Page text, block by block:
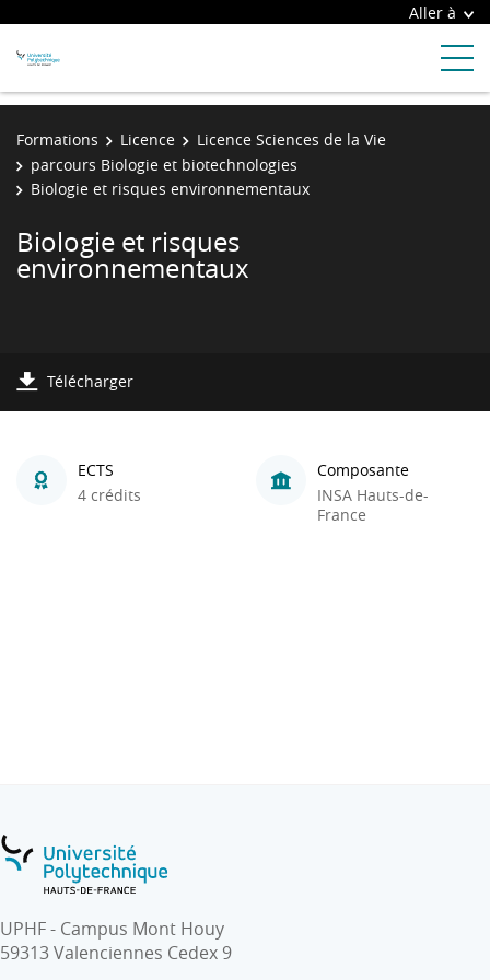
Aller à
Formations Licence
Licence Sciences de la Vie
parcours Biologie et biotechnologies
Biologie et risques environnementaux
Biologie et risques
environnementaux
Télécharger
ECTS
4 crédits
Composante
INSA Hauts-de-
France
UPHF - Campus Mont Houy
59313 Valenciennes Cedex 9